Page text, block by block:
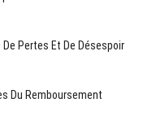
Pertes Et De Désespoir
Du Remboursement